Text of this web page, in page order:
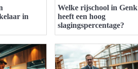
in
Welke rijschool in Genk
heeft een hoog
slagingspercentage?